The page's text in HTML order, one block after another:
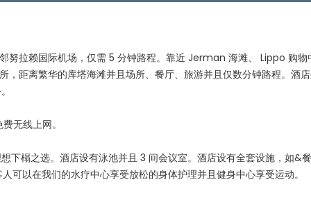
努拉赖国际机场，仅需 5 分钟路程。靠近 Jerman 海滩、 Lippo 购物
，距离繁华的库塔海滩并且场所、餐厅、旅游并且仅数分钟路程。酒
无线上网。
下榻之选。酒店设有泳池并且 3 间会议室。酒店设有全套设施，如&
以在我们的水疗中心享受放松的身体护理并且健身中心享受运动。